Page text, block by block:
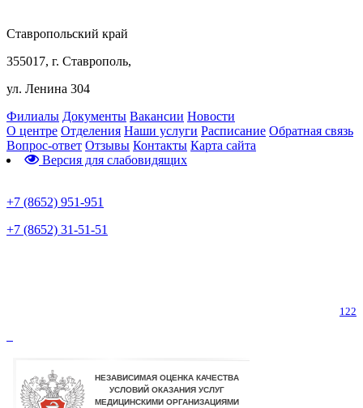
Ставропольский край
355017, г. Ставрополь,
ул. Ленина 304
Филиалы Документы Вакансии Новости
О центре Отделения Наши услуги Расписание Обратная связь
Вопрос-ответ Отзывы Контакты Карта сайта
Версия для слабовидящих
+7 (8652) 951-951
+7 (8652) 31-51-51
122